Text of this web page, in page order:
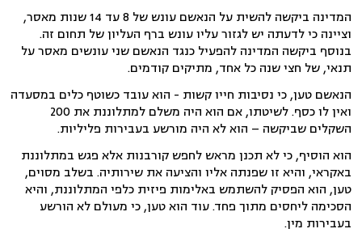
המדינה ביקשה להשית על הנאשם עונש של 8 עד 14 שנות מאסר,
וציינה כי לדעתה יש לגזור עליו עונש ברף העליון של תחום זה.
בנוסף ביקשה המדינה להפעיל כנגד הנאשם שני עונשים מאסר על
תנאי, של חצי שנה כל אחד, מתיקים קודמים.
הנאשם טען, כי נסיבות חייו קשות - הוא עובד כשוטף כלים במסעדה
ואין לו כסף. לשיטתו, אם הוא היה משלם למתלוננת את 200
השקלים שביקשה – הוא לא היה מורשע בעבירות פליליות.
הוא הוסיף, כי לא תכנן מראש לחפש קורבנות אלא פגש במתלוננת
באקראי, והיא זו שפנתה אליו והציעה את שירותיה. בשלב מסוים,
טען, הוא הפסיק להשתמש באלימות פיזית כלפי המתלוננת, והיא
הסכימה ליחסים מתוך פחד. עוד הוא טען, כי מעולם לא הורשע
בעבירות מין.